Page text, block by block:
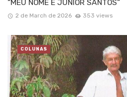
“MEU NOME É JÚNIOR SANTOS”
2 de March de 2026 353 views
COLUNAS